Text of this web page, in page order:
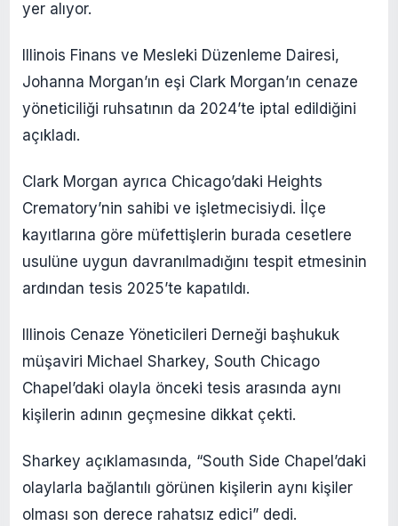
yer alıyor.
Illinois Finans ve Mesleki Düzenleme Dairesi,
Johanna Morgan’ın eşi Clark Morgan’ın cenaze
yöneticiliği ruhsatının da 2024’te iptal edildiğini
açıkladı.
Clark Morgan ayrıca Chicago’daki Heights
Crematory’nin sahibi ve işletmecisiydi. İlçe
kayıtlarına göre müfettişlerin burada cesetlere
usulüne uygun davranılmadığını tespit etmesinin
ardından tesis 2025’te kapatıldı.
Illinois Cenaze Yöneticileri Derneği başhukuk
müşaviri Michael Sharkey, South Chicago
Chapel’daki olayla önceki tesis arasında aynı
kişilerin adının geçmesine dikkat çekti.
Sharkey açıklamasında, “South Side Chapel’daki
olaylarla bağlantılı görünen kişilerin aynı kişiler
olması son derece rahatsız edici” dedi.